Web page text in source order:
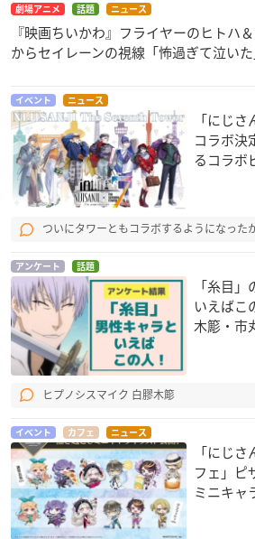
劇場アニメ 話題 ニュース
『映画ちいかわ』フライヤーのヒトハ
からセイレーンの視線「怖過ぎて泣いた
イベント ニュース
「にじ
コラボ決
るコラ
ついにタワーともコラボするようになった
アンケート 話題
「糸目
いえばこ
木簓・市
ヒプノシスマイク 白膠木簓
イベント カフェ ニュース
「にじ
フェ」ピ
ミニキャ